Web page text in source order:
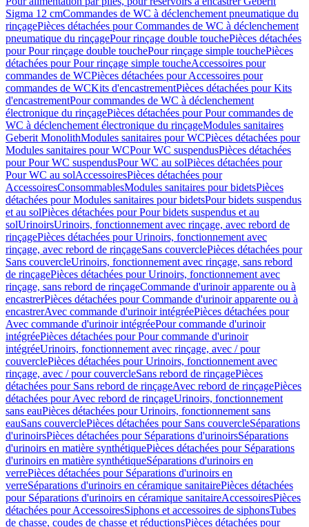
Sigma 12 cmCommandes de WC à déclenchement pneumatique du
rinçagePièces détachées pour Commandes de WC à déclenchement
pneumatique du rinçagePour rinçage double touchePièces détachées
pour Pour rinçage double touchePour rinçage simple touchePièces
détachées pour Pour rinçage simple toucheAccessoires pour
commandes de WCPièces détachées pour Accessoires pour
commandes de WCKits d'encastrementPièces détachées pour Kits
d'encastrementPour commandes de WC à déclenchement
électronique du rinçagePièces détachées pour Pour commandes de
WC à déclenchement électronique du rinçageModules sanitaires
Geberit MonolithModules sanitaires pour WCPièces détachées pour
Modules sanitaires pour WCPour WC suspendusPièces détachées
pour Pour WC suspendusPour WC au solPièces détachées pour
Pour WC au solAccessoiresPièces détachées pour
AccessoiresConsommablesModules sanitaires pour bidetsPièces
détachées pour Modules sanitaires pour bidetsPour bidets suspendus
et au solPièces détachées pour Pour bidets suspendus et au
solUrinoirsUrinoirs, fonctionnement avec rinçage, avec rebord de
rinçagePièces détachées pour Urinoirs, fonctionnement avec
rinçage, avec rebord de rinçageSans couverclePièces détachées pour
Sans couvercleUrinoirs, fonctionnement avec rinçage, sans rebord
de rinçagePièces détachées pour Urinoirs, fonctionnement avec
rinçage, sans rebord de rinçageCommande d'urinoir apparente ou à
encastrerPièces détachées pour Commande d'urinoir apparente ou à
encastrerAvec commande d'urinoir intégréePièces détachées pour
Avec commande d'urinoir intégréePour commande d'urinoir
intégréePièces détachées pour Pour commande d'urinoir
intégréeUrinoirs, fonctionnement avec rinçage, avec / pour
couverclePièces détachées pour Urinoirs, fonctionnement avec
rinçage, avec / pour couvercleSans rebord de rinçagePièces
détachées pour Sans rebord de rinçageAvec rebord de rinçagePièces
détachées pour Avec rebord de rinçageUrinoirs, fonctionnement
sans eauPièces détachées pour Urinoirs, fonctionnement sans
eauSans couverclePièces détachées pour Sans couvercleSéparations
d'urinoirsPièces détachées pour Séparations d'urinoirsSéparations
d'urinoirs en matière synthétiquePièces détachées pour Séparations
d'urinoirs en matière synthétiqueSéparations d'urinoirs en
verrePièces détachées pour Séparations d'urinoirs en
verreSéparations d'urinoirs en céramique sanitairePièces détachées
pour Séparations d'urinoirs en céramique sanitaireAccessoiresPièces
détachées pour AccessoiresSiphons et accessoires de siphonsTubes
de chasse, coudes de chasse et réductionsPièces détachées pour